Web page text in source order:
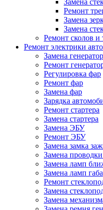
Замена
Ремонт
Замена
Замена
Ремонт сколов и
Ремонт электрики
Замена
Ремонт
Регулировка фар
Ремонт фар
Замена фар
Зарядка
Ремонт стартера
Замена стартера
Замена ЭБУ
Ремонт ЭБУ
Замена замка
Замена
Замена ламп
Замена ламп
Ремонт
Замена
Замена